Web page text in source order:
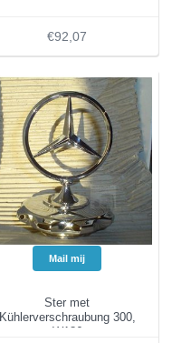
€92,07
Mail mij
Ster met
Kühlerverschraubung 300,
W186